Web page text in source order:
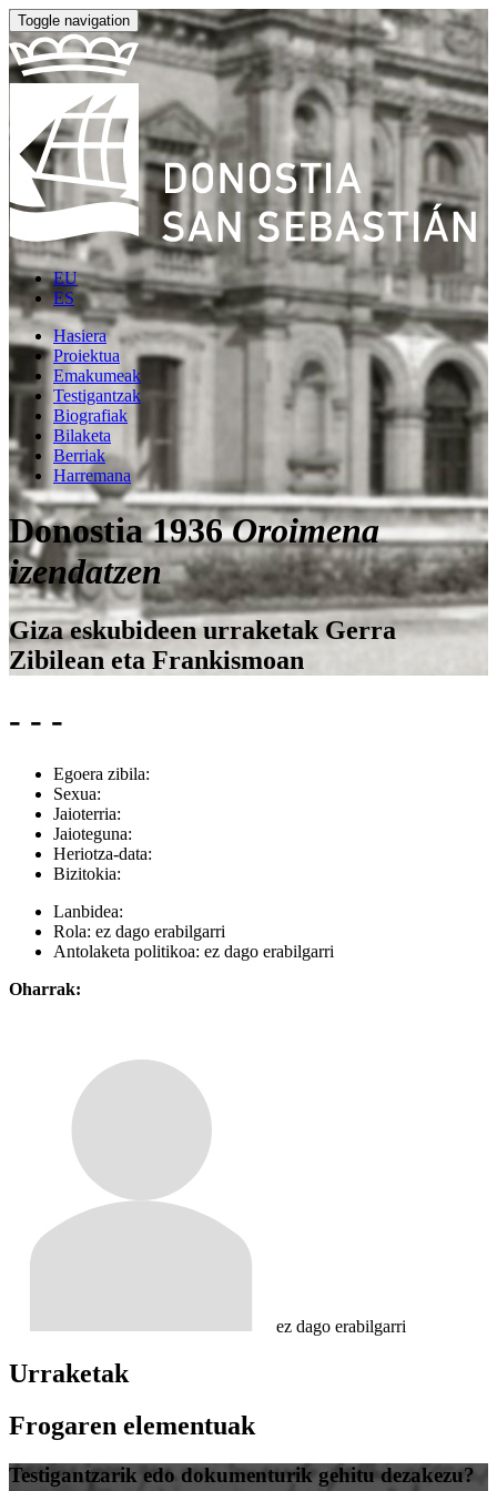
Toggle navigation
EU
ES
Hasiera
Proiektua
Emakumeak
Testigantzak
Biografiak
Bilaketa
Berriak
Harremana
Donostia 1936Oroimena
izendatzen
Giza eskubideen urraketak Gerra
Zibilean eta Frankismoan
- - -
Egoera zibila:
Sexua:
Jaioterria:
Jaioteguna:
Heriotza-data:
Bizitokia:
Lanbidea:
Rola: ez dago erabilgarri
Antolaketa politikoa: ez dago erabilgarri
Oharrak:
ez dago erabilgarri
Urraketak
Frogaren elementuak
Testigantzarik edo dokumenturik gehitu dezakezu?